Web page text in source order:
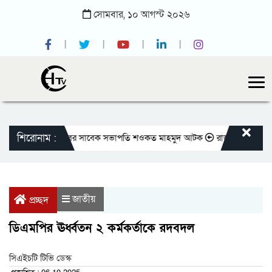
সোমবার, ১০ আগস্ট ২০২৬
শিরোনাম :
জাতীয় প্রেসক্লাবের সাবেক সভাপতি শওকত মাহমুদ আটক রাজবাড়ীতে বীর
প্রচ্ছদ জাতীয়
ডিএমপির ঊর্ধ্বতন ২ কর্মকর্তাকে রদবদল
সিএইচটি টিভি ডেস্ক